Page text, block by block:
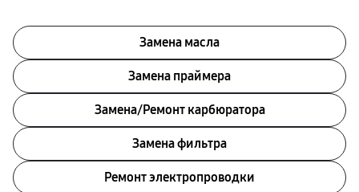
Замена масла
Замена праймера
Замена/Pемонт карбюратора
Замена фильтра
Ремонт электропроводки